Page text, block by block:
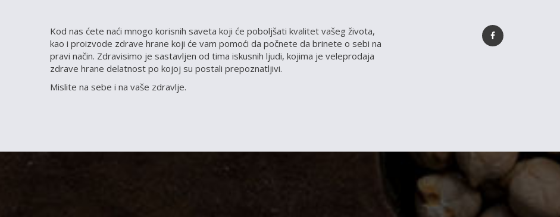
Kod nas ćete naći mnogo korisnih saveta koji će poboljšati kvalitet vašeg života,
kao i proizvode zdrave hrane koji će vam pomoći da počnete da brinete o sebi na
pravi način. Zdravisimo je sastavljen od tima iskusnih ljudi, kojima je veleprodaja
zdrave hrane delatnost po kojoj su postali prepoznatljivi.
Mislite na sebe i na vaše zdravlje.